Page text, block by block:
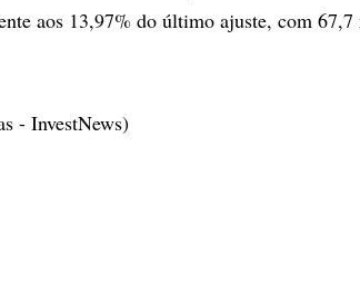
aos 13,97% do último ajuste, com
- InvestNews)